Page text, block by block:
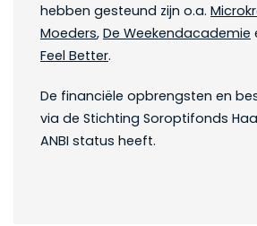
hebben gesteund zijn o.a.
Moeders, De Weekendacademie
Feel Better.
De financiële opbrengsten en
via de Stichting Soroptifonds
ANBI status heeft.